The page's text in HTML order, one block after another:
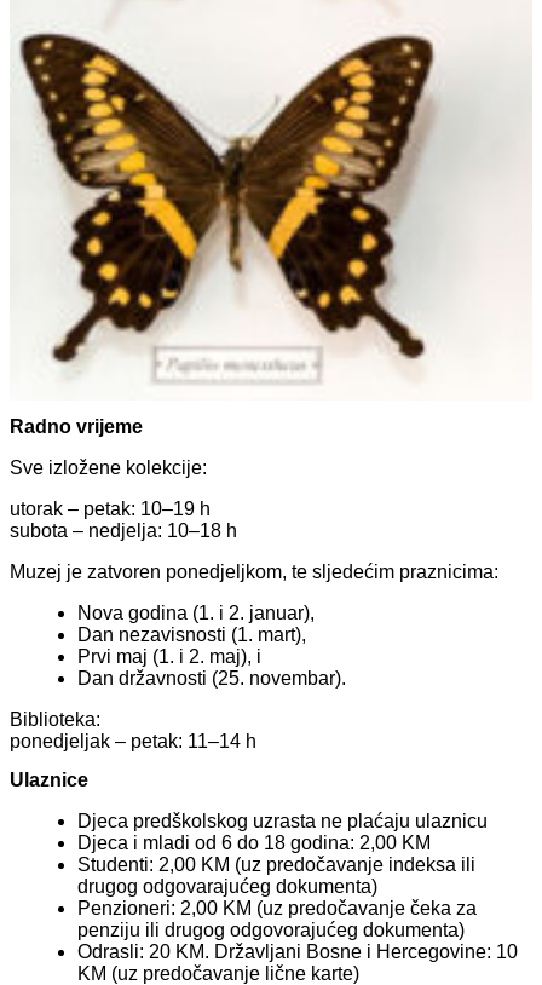
Radno vrijeme
Sve izložene kolekcije:
utorak – petak: 10–19 h
subota – nedjelja: 10–18 h
Muzej je zatvoren ponedjeljkom, te sljedećim praznicima:
Nova godina (1. i 2. januar),
Dan nezavisnosti (1. mart),
Prvi maj (1. i 2. maj), i
Dan državnosti (25. novembar).
Biblioteka:
ponedjeljak – petak: 11–14 h
Ulaznice
Djeca predškolskog uzrasta ne plaćaju ulaznicu
Djeca i mladi od 6 do 18 godina: 2,00 KM
Studenti: 2,00 KM (uz predočavanje indeksa ili
drugog odgovarajućeg dokumenta)
Penzioneri: 2,00 KM (uz predočavanje čeka za
penziju ili drugog odgovorajućeg dokumenta)
Odrasli: 20 KM. Državljani Bosne i Hercegovine: 10
KM (uz predočavanje lične karte)